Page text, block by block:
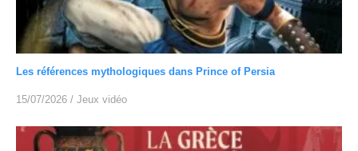
Les références mythologiques dans Prince of Persia
15/07/2026 / Jeux vidéo